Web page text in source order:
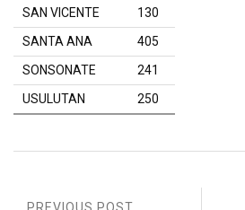
SAN VICENTE
130
SANTA ANA
405
SONSONATE
241
USULUTAN
250